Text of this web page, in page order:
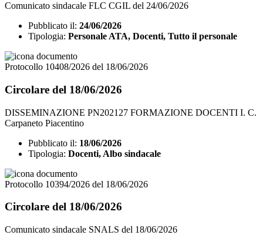
Comunicato sindacale FLC CGIL del 24/06/2026
Pubblicato il: 24/06/2026
Tipologia: Personale ATA, Docenti, Tutto il personale
Protocollo 10408/2026 del 18/06/2026
Circolare del 18/06/2026
DISSEMINAZIONE PN202127 FORMAZIONE DOCENTI I. C.
Carpaneto Piacentino
Pubblicato il: 18/06/2026
Tipologia: Docenti, Albo sindacale
Protocollo 10394/2026 del 18/06/2026
Circolare del 18/06/2026
Comunicato sindacale SNALS del 18/06/2026